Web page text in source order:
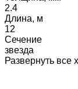
2.4
Длина, м
12
Сечение
звезда
Развернуть все